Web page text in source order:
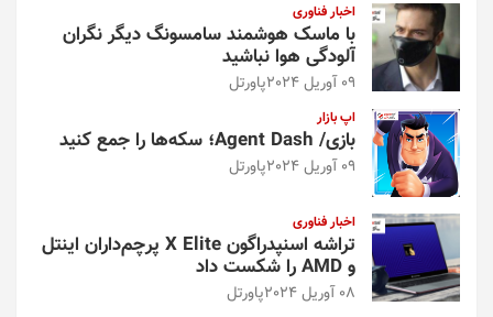
اخبار فناوری
با ماسک هوشمند سامسونگ دیگر نگران
آلودگی هوا نباشید
09 آوریل 2024 پاورتل
اپ بازار
بازی/ Agent Dash؛ سکه‌ها را جمع کنید
09 آوریل 2024 پاورتل
اخبار فناوری
تراشه اسنپدراگون X Elite پرچم‌داران اینتل
و AMD را شکست داد
08 آوریل 2024 پاورتل